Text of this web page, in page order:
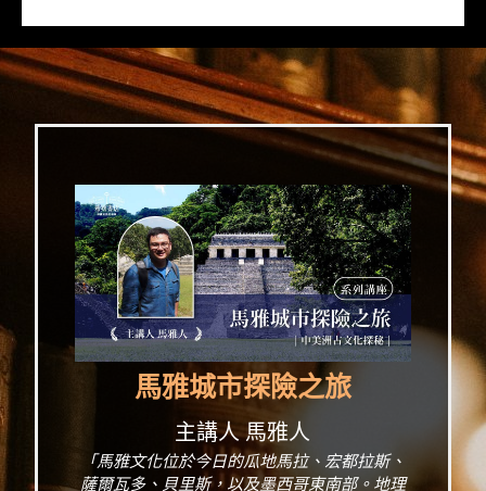
馬雅城市探險之旅
主講人 馬雅人
「馬雅文化位於今日的瓜地馬拉、宏都拉斯、
薩爾瓦多、貝里斯，以及墨西哥東南部。地理